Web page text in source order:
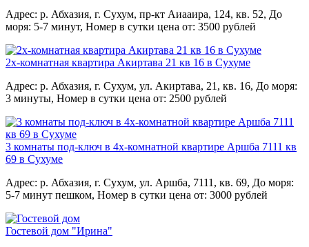
Адрес: р. Абхазия, г. Сухум, пр-кт Аиааира, 124, кв. 52, До
моря: 5-7 минут, Номер в сутки цена от: 3500 рублей
2х-комнатная квартира Акиртава 21 кв 16 в Сухуме
Адрес: р. Абхазия, г. Сухум, ул. Акиртава, 21, кв. 16, До моря:
3 минуты, Номер в сутки цена от: 2500 рублей
3 комнаты под-ключ в 4х-комнатной квартире Аршба 7111 кв
69 в Сухуме
Адрес: р. Абхазия, г. Сухум, ул. Аршба, 7111, кв. 69, До моря:
5-7 минут пешком, Номер в сутки цена от: 3000 рублей
Гостевой дом "Ирина"